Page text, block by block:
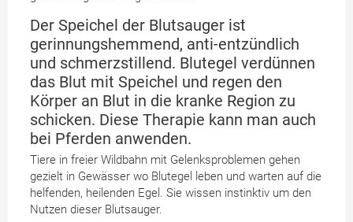
Der Speichel der Blutsauger ist
gerinnungshemmend, anti-entzündlich
und schmerzstillend. Blutegel verdünnen
das Blut mit Speichel und regen den
Körper an Blut in die kranke Region zu
schicken. Diese Therapie kann man auch
bei Pferden anwenden.
Tiere in freier Wildbahn mit Gelenksproblemen gehen
gezielt in Gewässer wo Blutegel leben und warten auf die
helfenden, heilenden Egel. Sie wissen instinktiv um den
Nutzen dieser Blutsauger.